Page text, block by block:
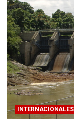
INTERNACIONALES